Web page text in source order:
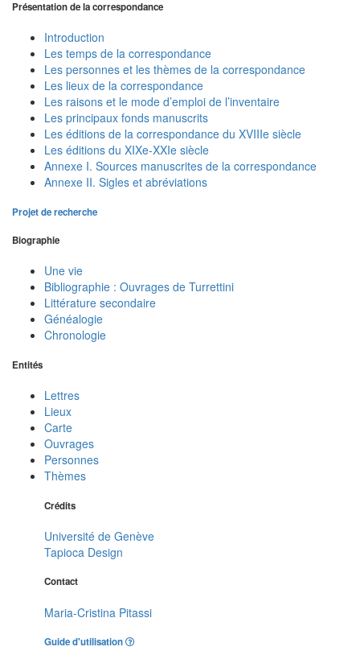
Présentation de la correspondance
Introduction
Les temps de la correspondance
Les personnes et les thèmes de la correspondance
Les lieux de la correspondance
Les raisons et le mode d’emploi de l’inventaire
Les principaux fonds manuscrits
Les éditions de la correspondance du XVIIIe siècle
Les éditions du XIXe-XXIe siècle
Annexe I. Sources manuscrites de la correspondance
Annexe II. Sigles et abréviations
Projet de recherche
Biographie
Une vie
Bibliographie : Ouvrages de Turrettini
Littérature secondaire
Généalogie
Chronologie
Entités
Lettres
Lieux
Carte
Ouvrages
Personnes
Thèmes
Crédits
Université de Genève
Tapioca Design
Contact
Maria-Cristina Pitassi
Guide d'utilisation